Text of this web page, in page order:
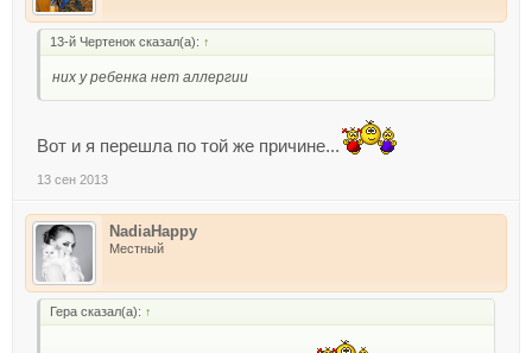
13-й Чертенок сказал(а): ↑
них у ребенка нет аллергии
Вот и я перешла по той же причине...
13 сен 2013
NadiaHappy
Местный
Гера сказал(а): ↑